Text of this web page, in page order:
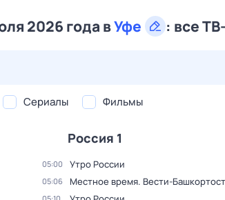
2026 года вУфе : все
Сериалы Фильмы
Россия 1
05:00 Утро России
05:06 Местное время. Вести-